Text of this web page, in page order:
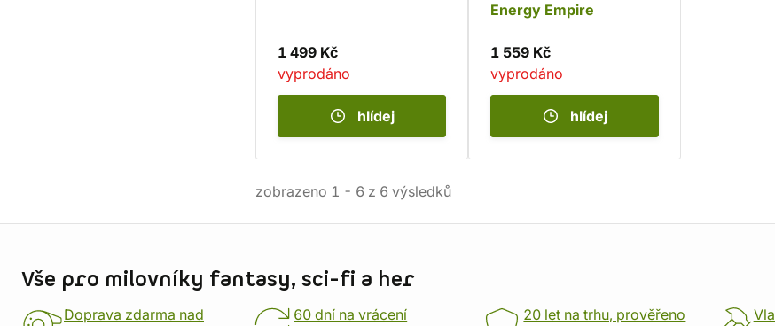
1 499 Kč
vyprodáno
hlídej
Energy Empire
1 559 Kč
vyprodáno
hlídej
zobrazeno 1 - 6 z 6 výsledků
Vše pro milovníky fantasy, sci-fi a her
Doprava zdarma nad
60 dní na vrácení
20 let na trhu, prověřeno